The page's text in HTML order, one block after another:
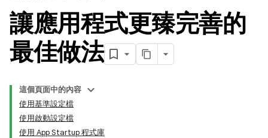
讓應用程式更臻完善的
最佳做法
這個頁面中的內容
使用基準設定檔
使用啟動設定檔
使用 App Startup 程式庫